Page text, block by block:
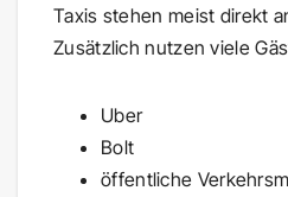
Taxis stehen meist direkt
Zusätzlich nutzen viele
Uber
Bolt
öffentliche